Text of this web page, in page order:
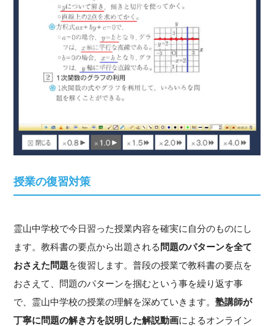
授業の復習対策
霊山中学校で今日習った授業内容を確実に自分のものにし
ます。教科書の要点から出題される 問題のパターンを全て
おさえた問題を復習します。普段の授業で教科書の要点を
おさえて、問題のパターンを掴むという事を繰り返す事
で、霊山中学校の授業の理解を深めていきます。塾講師が
丁寧に問題の解き方を説明した解説動画によるオンライン